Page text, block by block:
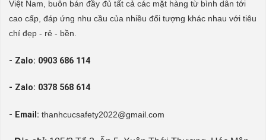
Việt Nam, buôn bán đầy đủ tất cả các mặt hàng từ bình dân tới
cao cấp, đáp ứng nhu cầu của nhiều đối tượng khác nhau với tiêu
chí đẹp - rẻ - bền.
- Zalo: 0903 686 114
- Zalo: 0378 568 614
- Email: thanhcucsafety2022@gmail.com